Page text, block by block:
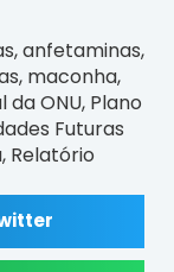
,anfetaminas,
, maconha,
da ONU, Plano
Futuras
, Relatório